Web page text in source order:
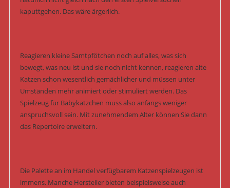
kaputtgehen. Das wäre ärgerlich.
Reagieren kleine Samtpfötchen noch auf alles, was sich
bewegt, was neu ist und sie noch nicht kennen, reagieren alte
Katzen schon wesentlich gemächlicher und müssen unter
Umständen mehr animiert oder stimuliert werden. Das
Spielzeug für Babykätzchen muss also anfangs weniger
anspruchsvoll sein. Mit zunehmendem Alter können Sie dann
das Repertoire erweitern.
Die Palette an im Handel verfügbarem Katzenspielzeugen ist
immens. Manche Hersteller bieten beispielsweise auch